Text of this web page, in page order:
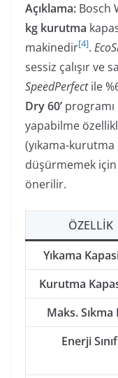
Açıklama: Bosch
kg kurutma
makinedir[4].
sessiz çalışır ve
SpeedPerfectile
Dry 60’
yapabilme
(yıkama-
düşürmemek
önerilir.
ÖZELLIK
Yıkama
Kurutma
Maks. Sıkma
Enerji